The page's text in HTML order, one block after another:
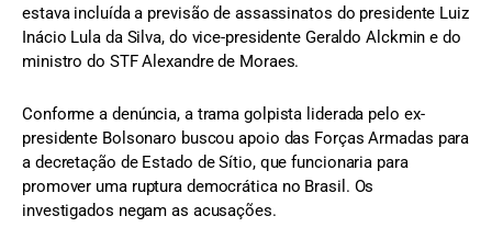
estava incluída a previsão de assassinatos do presidente Luiz
Inácio Lula da Silva, do vice-presidente Geraldo Alckmin e do
ministro do STF Alexandre de Moraes.
Conforme a denúncia, a trama golpista liderada pelo ex-
presidente Bolsonaro buscou apoio das Forças Armadas para
a decretação de Estado de Sítio, que funcionaria para
promover uma ruptura democrática no Brasil. Os
investigados negam as acusações.